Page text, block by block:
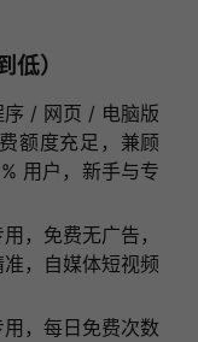
低）
序 / 网页 / 电脑版
额度充足，兼顾
用户，新手与专
，免费无广告，
，自媒体短视频
，每日免费次数